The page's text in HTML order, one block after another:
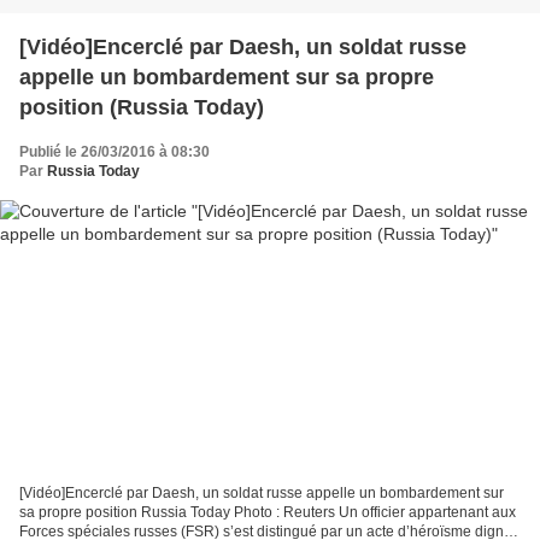
[Vidéo]Encerclé par Daesh, un soldat russe
appelle un bombardement sur sa propre
position (Russia Today)
Publié le 26/03/2016 à 08:30
Par Russia Today
[Vidéo]Encerclé par Daesh, un soldat russe appelle un bombardement sur
sa propre position Russia Today Photo : Reuters Un officier appartenant aux
Forces spéciales russes (FSR) s’est distingué par un acte d’héroïsme digne